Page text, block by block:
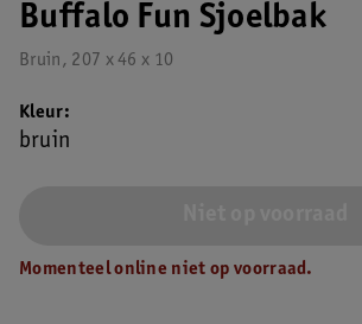
Buffalo Fun Sjoelbak
Bruin, 207 x 46 x 10
Kleur
bruin
Momenteel online niet op voorraad.